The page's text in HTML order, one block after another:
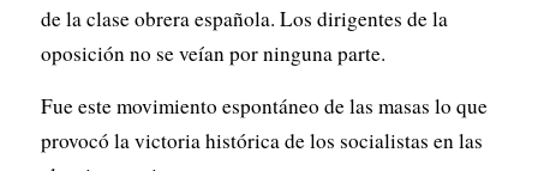
de la clase obrera española. Los dirigentes de la
oposición no se veían por ninguna parte.
Fue este movimiento espontáneo de las masas lo que
provocó la victoria histórica de los socialistas en las